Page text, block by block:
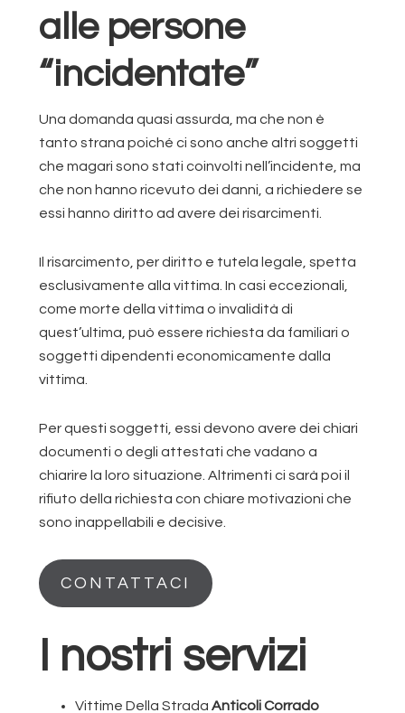
alle persone
“incidentate”
Una domanda quasi assurda, ma che non è
tanto strana poiché ci sono anche altri soggetti
che magari sono stati coinvolti nell’incidente, ma
che non hanno ricevuto dei danni, a richiedere se
essi hanno diritto ad avere dei risarcimenti.
Il risarcimento, per diritto e tutela legale, spetta
esclusivamente alla vittima. In casi eccezionali,
come morte della vittima o invalidità di
quest’ultima, può essere richiesta da familiari o
soggetti dipendenti economicamente dalla
vittima.
Per questi soggetti, essi devono avere dei chiari
documenti o degli attestati che vadano a
chiarire la loro situazione. Altrimenti ci sarà poi il
rifiuto della richiesta con chiare motivazioni che
sono inappellabili e decisive.
CONTATTACI
I nostri servizi
Vittime Della StradaAnticoli Corrado